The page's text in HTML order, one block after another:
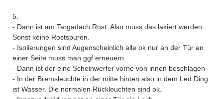
5.
- Dann ist am Targadach Rost. Also muss das lakiert werden.
Sonst keine Rostspuren.
- Isolierungen sind Augenscheinlich alle ok nur an der Tür an
einer Seite muss man ggf erneuern.
- Dann ist der eine Scheinwerfer vorne von innen beschlagen
- In der Bremsleuchte in der mitte hinten also in dem Led Ding
ist Wasser. Die normalen Rückleuchten sind ok.